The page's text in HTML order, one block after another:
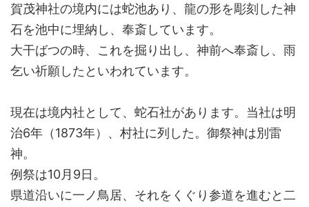
賀茂神社の境内には蛇池あり、龍の形を彫刻した神
石を池中に埋納し、奉斎しています。
大干ばつの時、これを掘り出し、神前へ奉斎し、雨
乞い祈願したといわれています。
現在は境内社として、蛇石社があります。当社は明
治6年（1873年）、村社に列した。御祭神は別雷
神。
例祭は10月9日。
県道沿いに一ノ鳥居、それをくぐり参道を進むと二